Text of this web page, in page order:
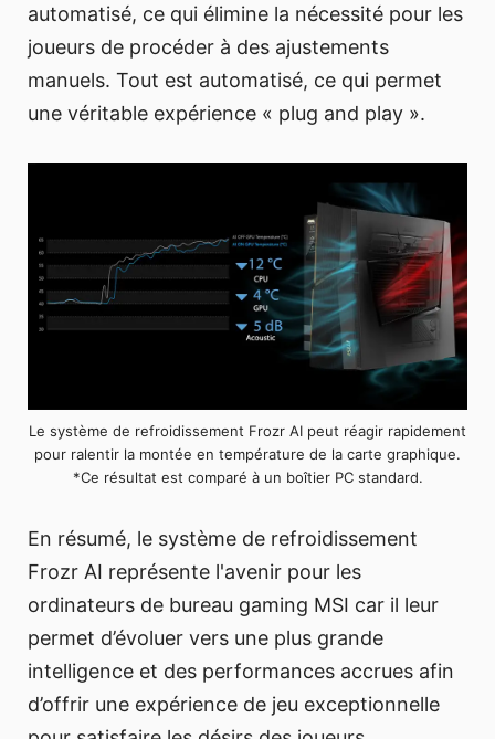
automatisé, ce qui élimine la nécessité pour les
joueurs de procéder à des ajustements
manuels. Tout est automatisé, ce qui permet
une véritable expérience « plug and play ».
Le système de refroidissement Frozr AI peut réagir rapidement
pour ralentir la montée en température de la carte graphique.
*Ce résultat est comparé à un boîtier PC standard.
En résumé, le système de refroidissement
Frozr AI représente l'avenir pour les
ordinateurs de bureau gaming MSI car il leur
permet d’évoluer vers une plus grande
intelligence et des performances accrues afin
d’offrir une expérience de jeu exceptionnelle